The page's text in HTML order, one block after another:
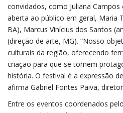
convidados, como Juliana
aberta ao público em geral, Maria
BA), Marcus Vinícius dos Santos
(direção de arte, MG). “Nosso
culturais da região, oferecendo
criação para que se tornem
história. O festival é a expressão
afirma Gabriel Fontes Paiva,
Entre os eventos coordenados